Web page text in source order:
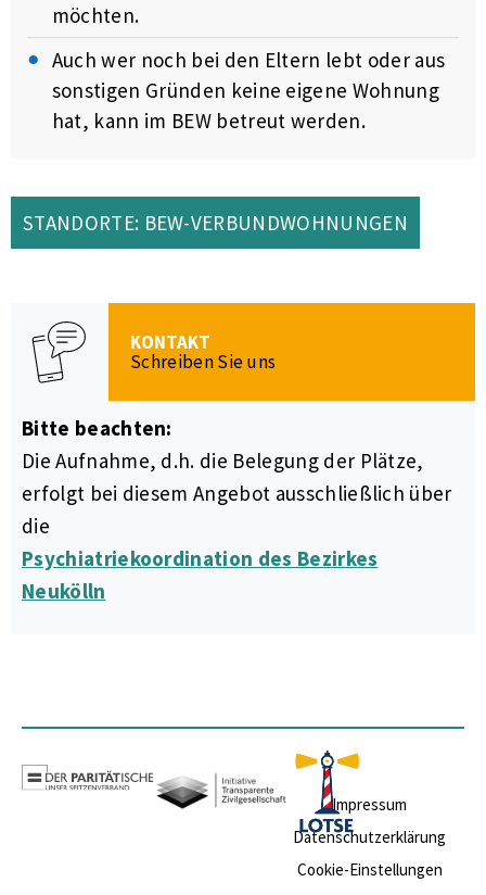
möchten.
Auch wer noch bei den Eltern lebt oder aus
sonstigen Gründen keine eigene Wohnung
hat, kann im BEW betreut werden.
STANDORTE: BEW-VERBUNDWOHNUNGEN
KONTAKT
Schreiben Sie uns
Bitte beachten:
Die Aufnahme, d.h. die Belegung der Plätze,
erfolgt bei diesem Angebot ausschließlich über
die
Psychiatriekoordination des Bezirkes
Neukölln
Impressum
Datenschutzerklärung
Cookie-Einstellungen